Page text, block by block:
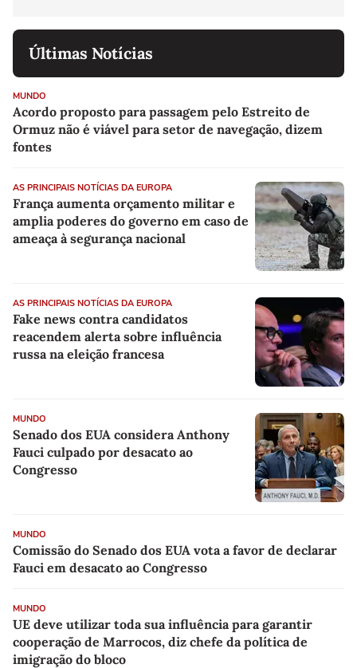
Últimas Notícias
MUNDO
Acordo proposto para passagem pelo Estreito de
Ormuz não é viável para setor de navegação, dizem
fontes
AS PRINCIPAIS NOTÍCIAS DA EUROPA
França aumenta orçamento militar e
amplia poderes do governo em caso de
ameaça à segurança nacional
AS PRINCIPAIS NOTÍCIAS DA EUROPA
Fake news contra candidatos
reacendem alerta sobre influência
russa na eleição francesa
MUNDO
Senado dos EUA considera Anthony
Fauci culpado por desacato ao
Congresso
MUNDO
Comissão do Senado dos EUA vota a favor de declarar
Fauci em desacato ao Congresso
MUNDO
UE deve utilizar toda sua influência para garantir
cooperação de Marrocos, diz chefe da política de
imigração do bloco